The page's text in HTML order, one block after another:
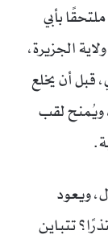
بأبي
الجزيرة،
قبل أن يخلع
ويُمنح لقب
ويعود
تتباين